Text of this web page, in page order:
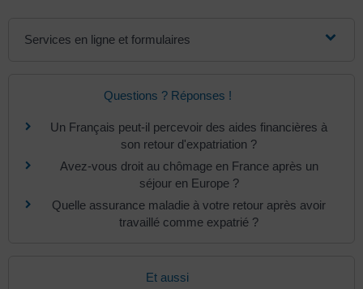
Services en ligne et formulaires
Questions ? Réponses !
Un Français peut-il percevoir des aides financières à
son retour d'expatriation ?
Avez-vous droit au chômage en France après un
séjour en Europe ?
Quelle assurance maladie à votre retour après avoir
travaillé comme expatrié ?
Et aussi